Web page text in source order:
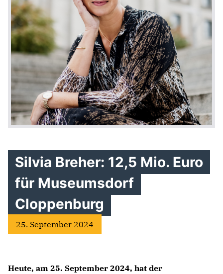
Silvia Breher: 12,5 Mio. Euro
für Museumsdorf
Cloppenburg
25. September 2024
Heute, am 25. September 2024, hat der